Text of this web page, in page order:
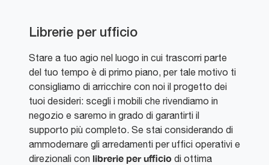
Librerie per ufficio
Stare a tuo agio nel luogo in cui trascorri parte
del tuo tempo è di primo piano, per tale motivo ti
consigliamo di arricchire con noi il progetto dei
tuoi desideri: scegli i mobili che rivendiamo in
negozio e saremo in grado di garantirti il
supporto più completo. Se stai considerando di
ammodernare gli arredamenti per uffici operativi e
direzionali con librerie per ufficio di ottima